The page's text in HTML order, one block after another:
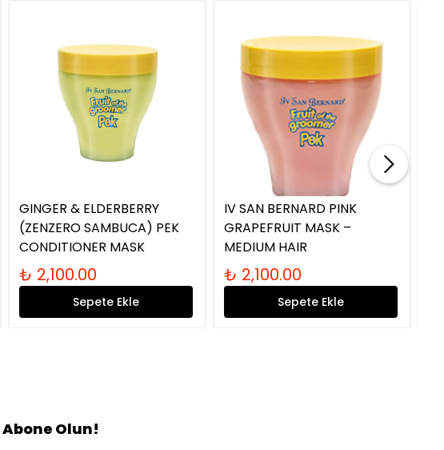
GINGER & ELDERBERRY
(ZENZERO SAMBUCA) PEK
CONDITIONER MASK
₺ 2,100.00
Sepete Ekle
IV SAN BERNARD PINK
GRAPEFRUIT MASK –
MEDIUM HAIR
₺ 2,100.00
Sepete Ekle
Abone Olun!